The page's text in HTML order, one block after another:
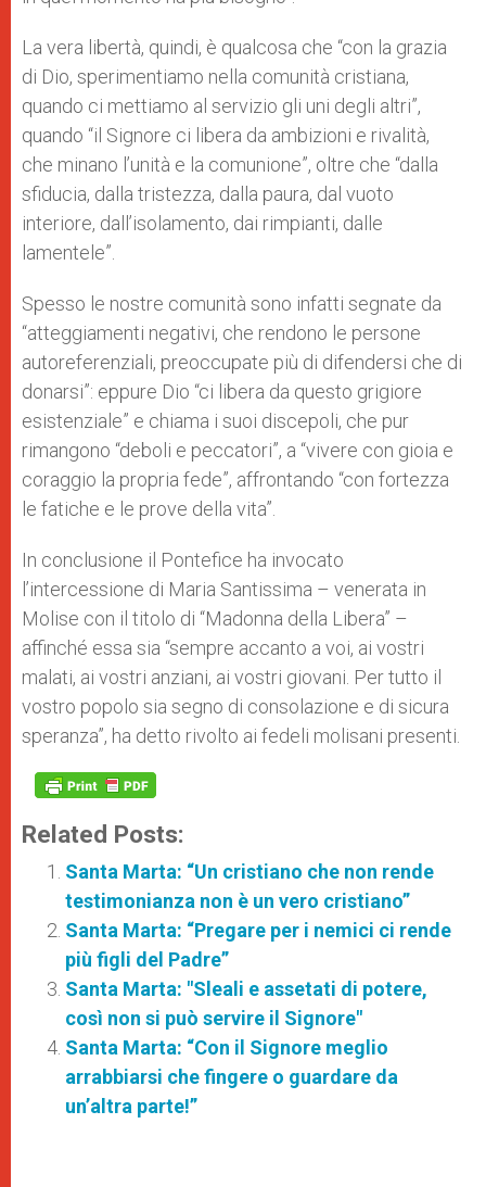
La vera libertà, quindi, è qualcosa che “con la grazia
di Dio, sperimentiamo nella comunità cristiana,
quando ci mettiamo al servizio gli uni degli altri”,
quando “il Signore ci libera da ambizioni e rivalità,
che minano l’unità e la comunione”, oltre che “dalla
sfiducia, dalla tristezza, dalla paura, dal vuoto
interiore, dall’isolamento, dai rimpianti, dalle
lamentele”.
Spesso le nostre comunità sono infatti segnate da
“atteggiamenti negativi, che rendono le persone
autoreferenziali, preoccupate più di difendersi che di
donarsi”: eppure Dio “ci libera da questo grigiore
esistenziale” e chiama i suoi discepoli, che pur
rimangono “deboli e peccatori”, a “vivere con gioia e
coraggio la propria fede”, affrontando “con fortezza
le fatiche e le prove della vita”.
In conclusione il Pontefice ha invocato
l’intercessione di Maria Santissima – venerata in
Molise con il titolo di “Madonna della Libera” –
affinché essa sia “sempre accanto a voi, ai vostri
malati, ai vostri anziani, ai vostri giovani. Per tutto il
vostro popolo sia segno di consolazione e di sicura
speranza”, ha detto rivolto ai fedeli molisani presenti.
Related Posts:
Santa Marta: “Un cristiano che non rende
testimonianza non è un vero cristiano”
Santa Marta: “Pregare per i nemici ci rende
più figli del Padre”
Santa Marta: "Sleali e assetati di potere,
così non si può servire il Signore"
Santa Marta: “Con il Signore meglio
arrabbiarsi che fingere o guardare da
un’altra parte!”